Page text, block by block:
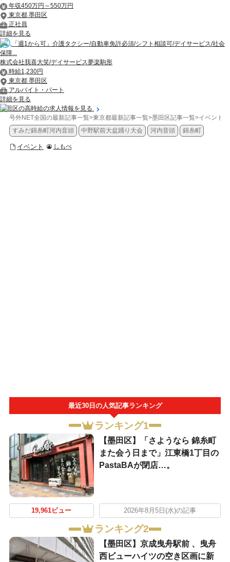
年収450万円～550万円
東京都 墨田区
正社員
詳細を見る
「週1から可」介護タクシー/自動車免許必須/シフト相談可/デイサービス/社会
保障...
株式会社我喜大笑/デイサービス夢楽駒形
時給1,230円
東京都 墨田区
アルバイト・パート
詳細を見る
墨田区の高時給の求人情報を見る
号外NET全国の最新記事一覧>東京都最新記事一覧>墨田区記事一覧>イベント
すみだ錦糸町河内音頭
中野駅前大盆踊り大会 河内音頭 錦糸町
イベント しもべ
最近30日の人気記事ランキング
ランキング1
【墨田区】「さようなら 錦糸町
また会う日まで」江東橋1丁目の
PastaBAが閉店…。
19,961ビュー 2026年8月5日(水)の記事
ランキング2
【墨田区】京成曳舟駅前 、曳舟
西ビューハイツの空き区画に新